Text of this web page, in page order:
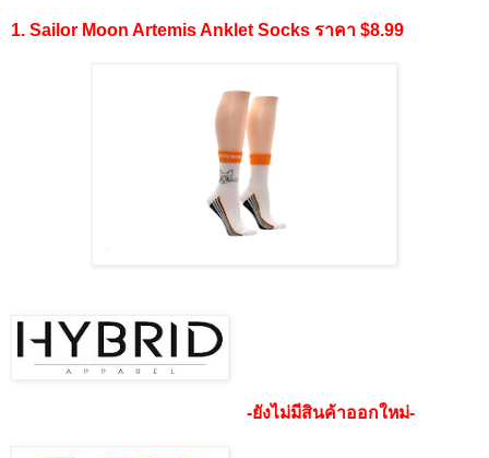
1. Sailor Moon Artemis Anklet Socks ราคา $8.99
-ยังไม่มีสินค้าออกใหม่-